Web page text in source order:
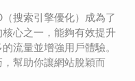
搜索引擎優化）成為了
心之一，能夠有效提升
流量並增強用戶體驗。
幫助你讓網站脫穎而